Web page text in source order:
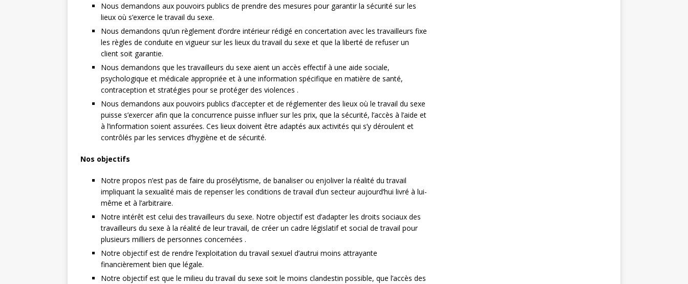
Nous demandons aux pouvoirs publics de prendre des mesures pour garantir la sécurité sur les
lieux où s’exerce le travail du sexe.
Nous demandons qu’un règlement d’ordre intérieur rédigé en concertation avec les travailleurs fixe
les règles de conduite en vigueur sur les lieux du travail du sexe et que la liberté de refuser un
client soit garantie.
Nous demandons que les travailleurs du sexe aient un accès effectif à une aide sociale,
psychologique et médicale appropriée et à une information spécifique en matière de santé,
contraception et stratégies pour se protéger des violences .
Nous demandons aux pouvoirs publics d’accepter et de réglementer des lieux où le travail du sexe
puisse s’exercer afin que la concurrence puisse influer sur les prix, que la sécurité, l’accès à l’aide et
à l’information soient assurées. Ces lieux doivent être adaptés aux activités qui s’y déroulent et
contrôlés par les services d’hygiène et de sécurité.
Nos objectifs
Notre propos n’est pas de faire du prosélytisme, de banaliser ou enjoliver la réalité du travail
impliquant la sexualité mais de repenser les conditions de travail d’un secteur aujourd’hui livré à lui-
même et à l’arbitraire.
Notre intérêt est celui des travailleurs du sexe. Notre objectif est d’adapter les droits sociaux des
travailleurs du sexe à la réalité de leur travail, de créer un cadre législatif et social de travail pour
plusieurs milliers de personnes concernées .
Notre objectif est de rendre l’exploitation du travail sexuel d’autrui moins attrayante
financièrement bien que légale.
Notre objectif est que le milieu du travail du sexe soit le moins clandestin possible, que l’accès des